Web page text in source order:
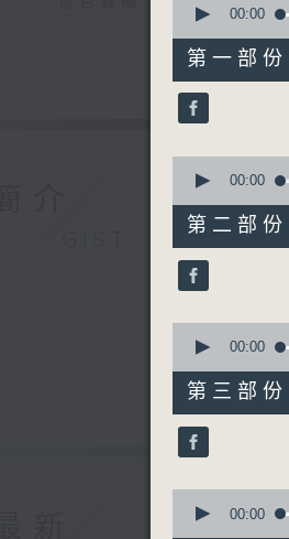
seconds
48
minutes,
20
seconds
90%
00:00
第一部
seconds
18
minutes,
59
seconds
90%
00:00
第二部
seconds
50
minutes,
39
seconds
90%
00:00
第三部
seconds
00:00